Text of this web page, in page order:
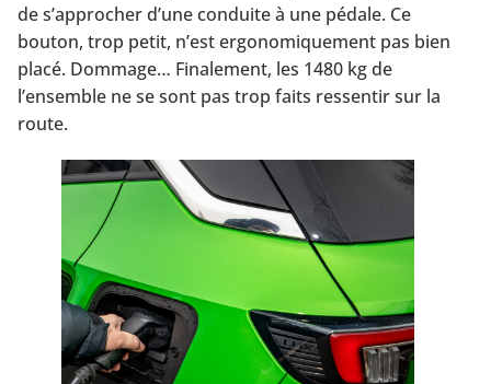
de s’approcher d’une conduite à une pédale. Ce
bouton, trop petit, n’est ergonomiquement pas bien
placé. Dommage… Finalement, les 1480 kg de
l’ensemble ne se sont pas trop faits ressentir sur la
route.